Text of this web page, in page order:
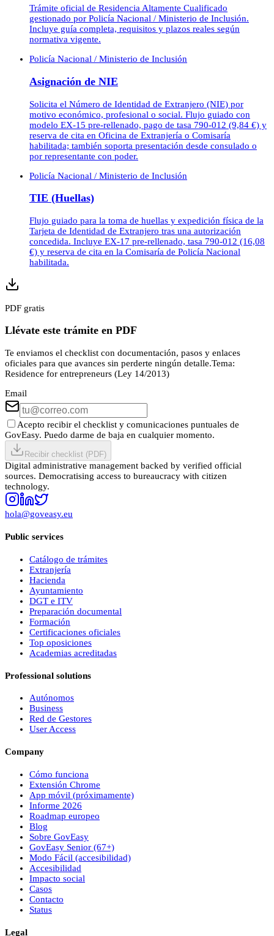
Trámite oficial de Residencia Altamente Cualificado
gestionado por Policía Nacional / Ministerio de Inclusión.
Incluye guía completa, requisitos y plazos reales según
normativa vigente.
Policía Nacional / Ministerio de Inclusión
Asignación de NIE
Solicita el Número de Identidad de Extranjero (NIE) por
motivo económico, profesional o social. Flujo guiado con
modelo EX-15 pre-rellenado, pago de tasa 790-012 (9,84 €) y
reserva de cita en Oficina de Extranjería o Comisaría
habilitada; también soporta presentación desde consulado o
por representante con poder.
Policía Nacional / Ministerio de Inclusión
TIE (Huellas)
Flujo guiado para la toma de huellas y expedición física de la
Tarjeta de Identidad de Extranjero tras una autorización
concedida. Incluye EX-17 pre-rellenado, tasa 790-012 (16,08
€) y reserva de cita en la Comisaría de Policía Nacional
habilitada.
PDF gratis
Llévate este trámite en PDF
Te enviamos el checklist con documentación, pasos y enlaces
oficiales para que avances sin perderte ningún detalle.Tema:
Residence for entrepreneurs (Ley 14/2013)
Email
Acepto recibir el checklist y comunicaciones puntuales de
GovEasy. Puedo darme de baja en cualquier momento.
Recibir checklist (PDF)
Digital administrative management backed by verified official
sources. Democratising access to bureaucracy with citizen
technology.
hola@goveasy.eu
Public services
Catálogo de trámites
Extranjería
Hacienda
Ayuntamiento
DGT e ITV
Preparación documental
Formación
Certificaciones oficiales
Top oposiciones
Academias acreditadas
Professional solutions
Autónomos
Business
Red de Gestores
User Access
Company
Cómo funciona
Extensión Chrome
App móvil (próximamente)
Informe 2026
Roadmap europeo
Blog
Sobre GovEasy
GovEasy Senior (67+)
Modo Fácil (accesibilidad)
Accesibilidad
Impacto social
Casos
Contacto
Status
Legal